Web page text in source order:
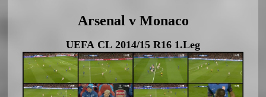
Arsenal v Monaco
UEFA CL 2014/15 R16 1.Leg